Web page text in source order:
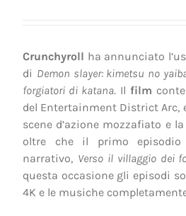
Crunchyroll ha annunciato
di Demon slayer: kimetsu no
forgiatori di katana. Il film
del Entertainment District Arc,
scene d’azione mozzafiato e
oltre che il primo episodio
narrativo, Verso il villaggio dei
questa occasione gli episodi
4K e le musiche